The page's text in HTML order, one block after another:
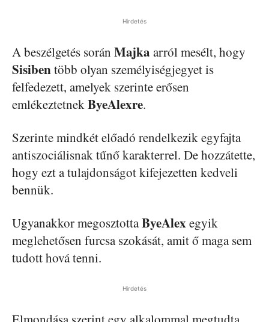
Hirdetés
A beszélgetés során Majka arról mesélt, hogy
Sisibentöbb olyan személyiségjegyet is
felfedezett, amelyek szerinte erősen
emlékeztetnekByeAlexre.
Szerinte mindkét előadó rendelkezik egyfajta
antiszociálisnak tűnő karakterrel. De hozzátette,
hogy ezt a tulajdonságot kifejezetten kedveli
bennük.
Ugyanakkor megosztottaByeAlex egyik
meglehetősen furcsa szokását, amit ő maga sem
tudott hová tenni.
Hirdetés